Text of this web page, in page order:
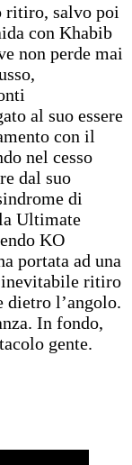
ritiro, salvo poi
con Khabib
non perde mai
al suo essere
con il
nel cesso
dal suo
di
Ultimate
KO
portata ad una
inevitabile ritiro
dietro l’angolo.
In fondo,
gente.